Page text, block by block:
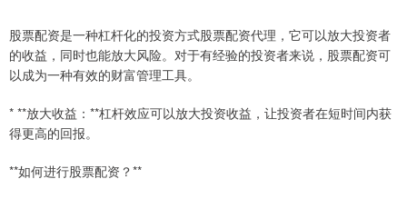
股票配资是一种杠杆化的投资方式股票配资代理，它可以放大投资者
的收益，同时也能放大风险。对于有经验的投资者来说，股票配资可
以成为一种有效的财富管理工具。
* **放大收益：**杠杆效应可以放大投资收益，让投资者在短时间内获
得更高的回报。
**如何进行股票配资？**